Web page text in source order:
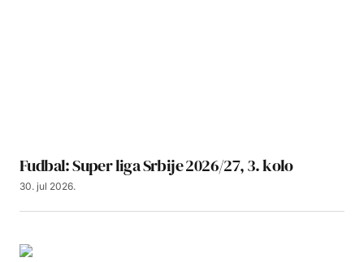
Fudbal: Super liga Srbije 2026/27, 3. kolo
30. jul 2026.